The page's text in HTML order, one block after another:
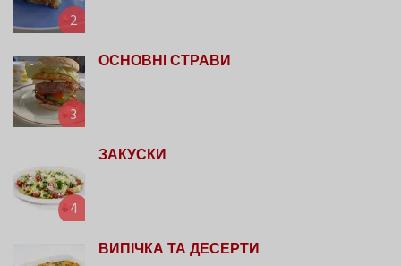
2
3
ОСНОВНІ СТРАВИ
4
ЗАКУСКИ
ВИПІЧКА ТА ДЕСЕРТИ